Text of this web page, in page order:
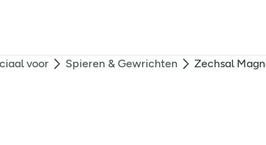
voor Spieren & Gewrichten Zechsal